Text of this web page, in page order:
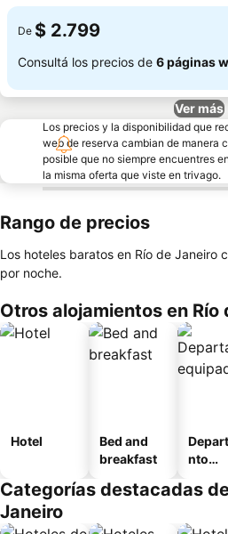
De $ 2.799
Consultá los precios de 6 páginas
Ver más
Los precios y la disponibilidad que
web de reserva cambian de manera
posible que no siempre encuentres
la misma oferta que viste en trivago.
Rango de precios
Los hoteles baratos en Río de Janeiro
por noche.
Otros alojamientos en Río
Hotel
Bed and
breakfast
nto
Categorías destacadas
Janeiro